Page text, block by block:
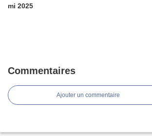
mi 2025
Commentaires
Ajouter un commentaire